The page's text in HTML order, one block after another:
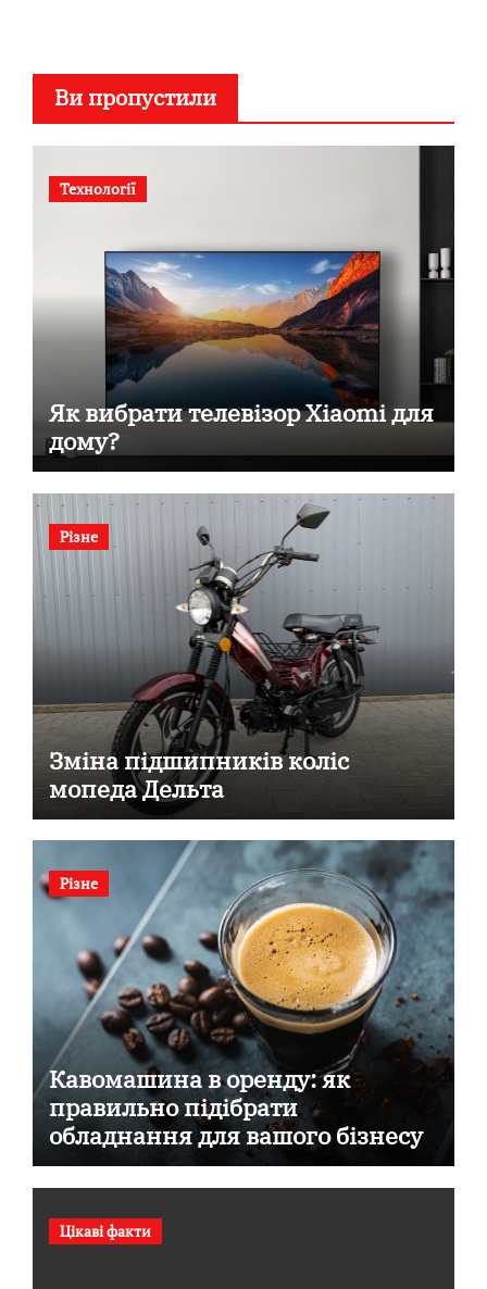
Ви пропустили
Технології
Як вибрати телевізор Xiaomi для
дому?
Різне
Зміна підшипників коліс
мопеда Дельта
Різне
Кавомашина в оренду: як
правильно підібрати
обладнання для вашого бізнесу
Цікаві факти